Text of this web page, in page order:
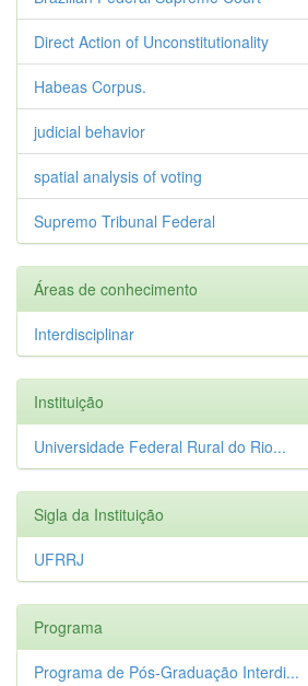
Direct Action of Unconstitutionality
Habeas Corpus.
judicial behavior
spatial analysis of voting
Supremo Tribunal Federal
Áreas de conhecimento
Interdisciplinar
Instituição
Universidade Federal Rural do Rio...
Sigla da Instituição
UFRRJ
Programa
Programa de Pós-Graduação Interdi...